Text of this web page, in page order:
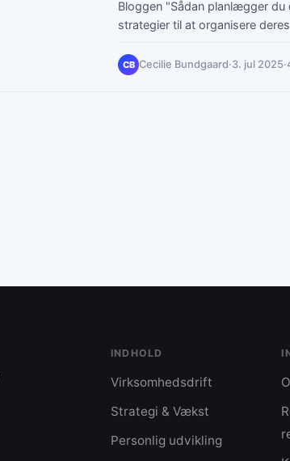
Bloggen "Sådan planlægger
strategier til at organisere
et middel til at få kontrol over
CB Cecilie Bundgaard·3. jul 2025·
INDHOLD
Virksomhedsdrift
Strategi & Vækst
Personlig udvikling